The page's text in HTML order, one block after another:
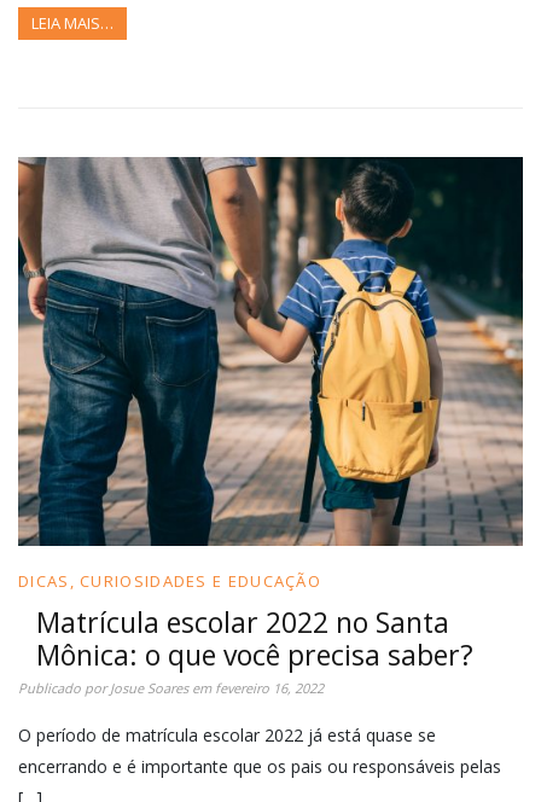
LEIA MAIS…
DICAS, CURIOSIDADES E EDUCAÇÃO
Matrícula escolar 2022 no Santa
Mônica: o que você precisa saber?
Publicado porJosue Soaresem fevereiro 16, 2022
O período de matrícula escolar 2022 já está quase se
encerrando e é importante que os pais ou responsáveis pelas
[…]